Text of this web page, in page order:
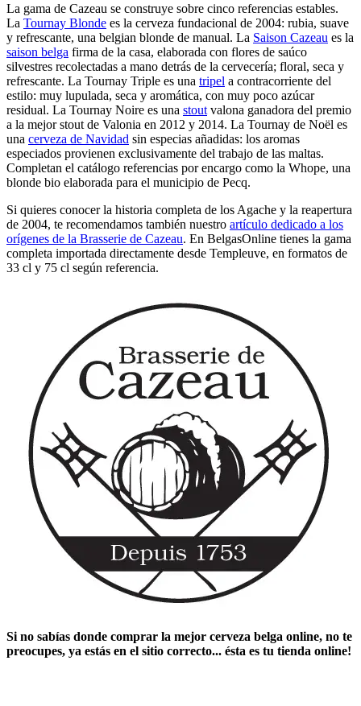
La gama de Cazeau se construye sobre cinco referencias estables.
La Tournay Blonde es la cerveza fundacional de 2004: rubia, suave
y refrescante, una belgian blonde de manual. La Saison Cazeau es la
saison belga firma de la casa, elaborada con flores de saúco
silvestres recolectadas a mano detrás de la cervecería; floral, seca y
refrescante. La Tournay Triple es una tripel a contracorriente del
estilo: muy lupulada, seca y aromática, con muy poco azúcar
residual. La Tournay Noire es una stout valona ganadora del premio
a la mejor stout de Valonia en 2012 y 2014. La Tournay de Noël es
una cerveza de Navidad sin especias añadidas: los aromas
especiados provienen exclusivamente del trabajo de las maltas.
Completan el catálogo referencias por encargo como la Whope, una
blonde bio elaborada para el municipio de Pecq.
Si quieres conocer la historia completa de los Agache y la reapertura
de 2004, te recomendamos también nuestro artículo dedicado a los
orígenes de la Brasserie de Cazeau. En BelgasOnline tienes la gama
completa importada directamente desde Templeuve, en formatos de
33 cl y 75 cl según referencia.
Si no sabías ​ donde comprar la mejor cerveza belga online​, no te
preocupes, ya estás en el sitio correcto... ésta es tu tienda online!